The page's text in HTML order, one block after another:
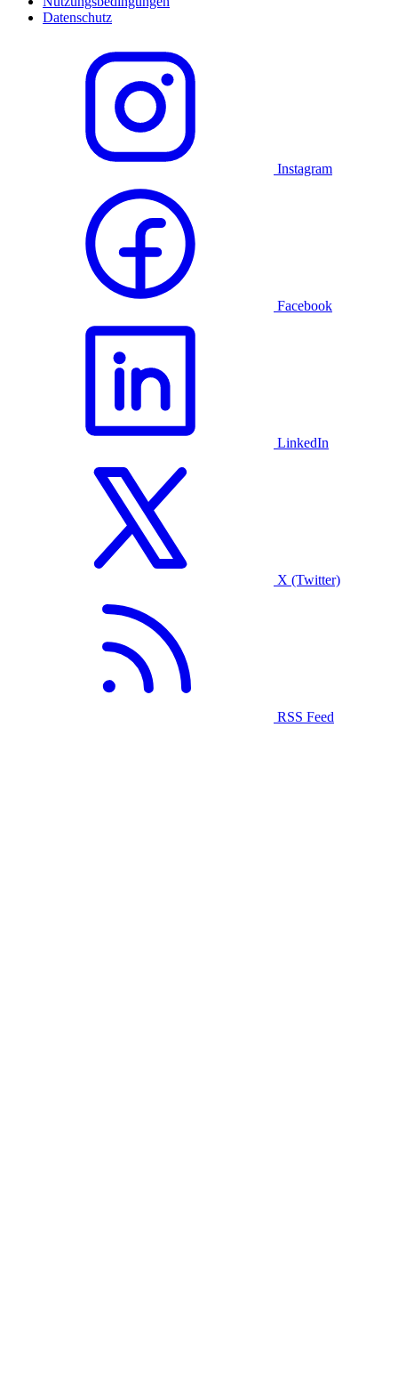
Datenschutz
Instagram
Facebook
LinkedIn
X (Twitter)
RSS Feed